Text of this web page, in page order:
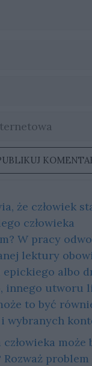
że człowiek
człowieka
W pra­cy
lek­tu­ry
epic­kie­go albo
in­ne­go utwo­ru
to być
wy­bra­nych
może
Rozważ problem